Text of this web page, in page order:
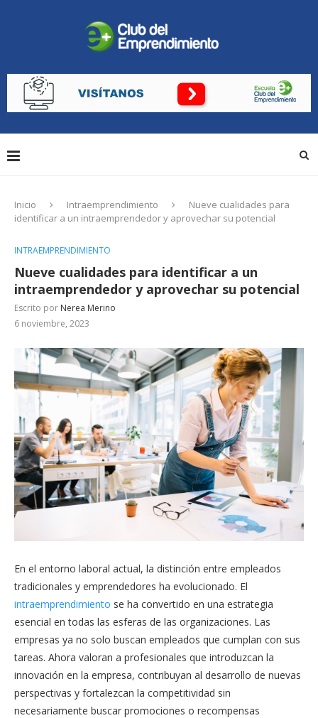
Inicio Intraemprendimiento
Nueve cualidades para
identificar a un intraemprendedor y aprovechar su potencial
INTRAEMPRENDIMIENTO
Nueve cualidades para identificar a un
intraemprendedor y aprovechar su potencial
Escrito por Nerea Merino
6 noviembre, 2023
En el entorno laboral actual, la distinción entre empleados
tradicionales y emprendedores ha evolucionado. El
intraemprendimiento se ha convertido en una estrategia
esencial en todas las esferas de las organizaciones. Las
empresas ya no solo buscan empleados que cumplan con sus
tareas. Ahora valoran a profesionales que introduzcan la
innovación en la empresa, contribuyan al desarrollo de nuevas
perspectivas y fortalezcan la competitividad sin
necesariamente buscar promociones o recompensas